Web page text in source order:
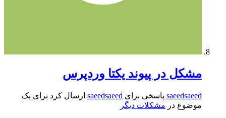
مشکل در پیوند یکتا وردپرس
saeedsaeed پاسخی برای saeedsaeed ارسال کرد برای یک
موضوع در مشکلات دیگر